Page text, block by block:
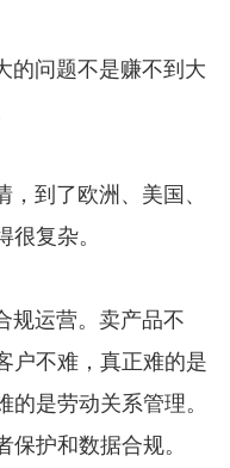
问题不是赚不到大
到了欧洲、美国、
很复杂。
运营。卖产品不
户不难，真正难的是
是劳动关系管理。
护和数据合规。